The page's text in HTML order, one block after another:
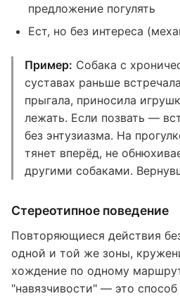
предложение погулять
Ест, но без интереса
Пример: Собака с
суставах раньше
прыгала, приносила
лежать. Если позвать —
без энтузиазма. На
тянет вперёд, не
другими собаками.
Стереотипное поведение
Повторяющиеся действия
одной и той же зоны,
хождение по одному
"навязчивости" — это